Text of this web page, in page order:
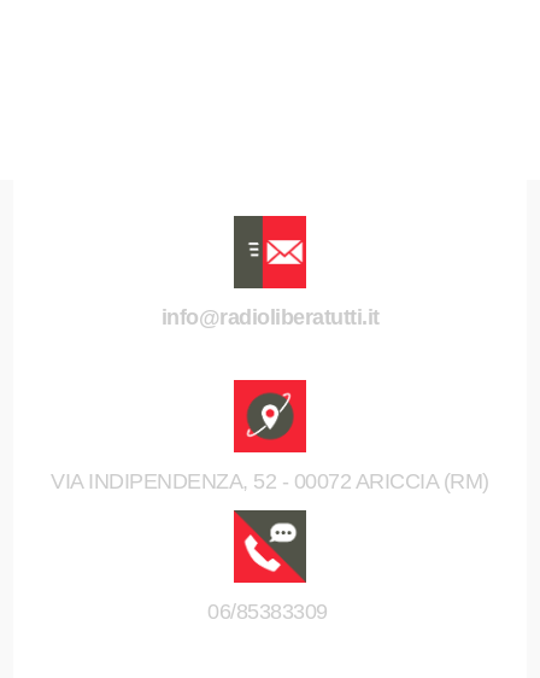
info@radioliberatutti.it
VIA INDIPENDENZA, 52 - 00072 ARICCIA (RM)
06/85383309